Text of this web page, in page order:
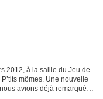
2012, à la sallle du Jeu de
mômes. Une nouvelle
avions déjà remarquée